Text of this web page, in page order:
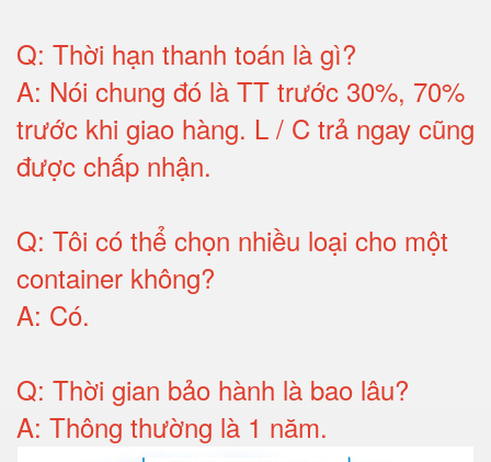
Q: Thời hạn thanh toán là gì?
A: Nói chung đó là TT trước 30%, 70%
trước khi giao hàng. L / C trả ngay cũng
được chấp nhận.
Q: Tôi có thể chọn nhiều loại cho một
container không?
A: Có.
Q: Thời gian bảo hành là bao lâu?
A: Thông thường là 1 năm.